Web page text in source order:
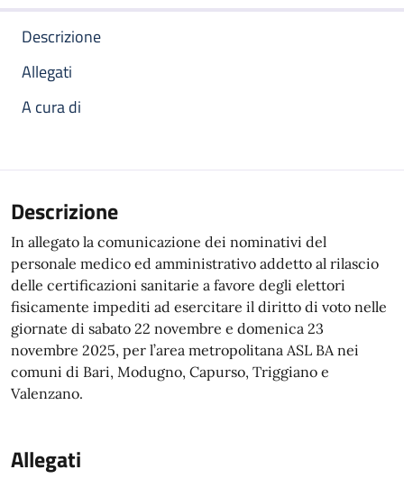
Descrizione
Allegati
A cura di
Descrizione
In allegato la comunicazione dei nominativi del
personale medico ed amministrativo addetto al rilascio
delle certificazioni sanitarie a favore degli elettori
fisicamente impediti ad esercitare il diritto di voto nelle
giornate di sabato 22 novembre e domenica 23
novembre 2025, per l’area metropolitana ASL BA nei
comuni di Bari, Modugno, Capurso, Triggiano e
Valenzano.
Allegati